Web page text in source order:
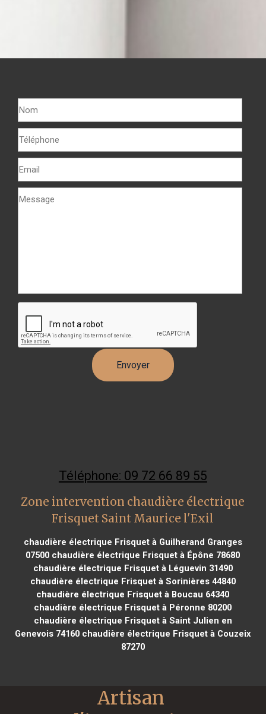
Téléphone: 09 72 66 89 55
Zone intervention chaudière électrique
Frisquet Saint Maurice l'Exil
chaudière électrique Frisquet à Guilherand Granges
07500 chaudière électrique Frisquet à Épône 78680
chaudière électrique Frisquet à Léguevin 31490
chaudière électrique Frisquet à Sorinières 44840
chaudière électrique Frisquet à Boucau 64340
chaudière électrique Frisquet à Péronne 80200
chaudière électrique Frisquet à Saint Julien en
Genevois 74160 chaudière électrique Frisquet à Couzeix
87270
Artisan